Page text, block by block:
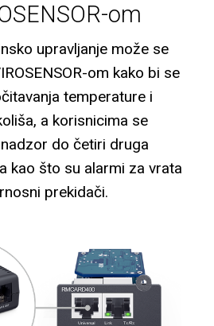
om
upravljanje može se
om kako bi se
temperature i
a korisnicima se
do četiri druga
kao što su alarmi za vrata
prekidači.